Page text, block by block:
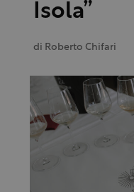
Isola”
di Roberto Chifari